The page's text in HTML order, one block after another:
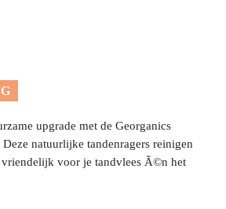
upgrade met de Georganics
natuurlijke tandenragers reinigen
voor je tandvlees Ã©n het